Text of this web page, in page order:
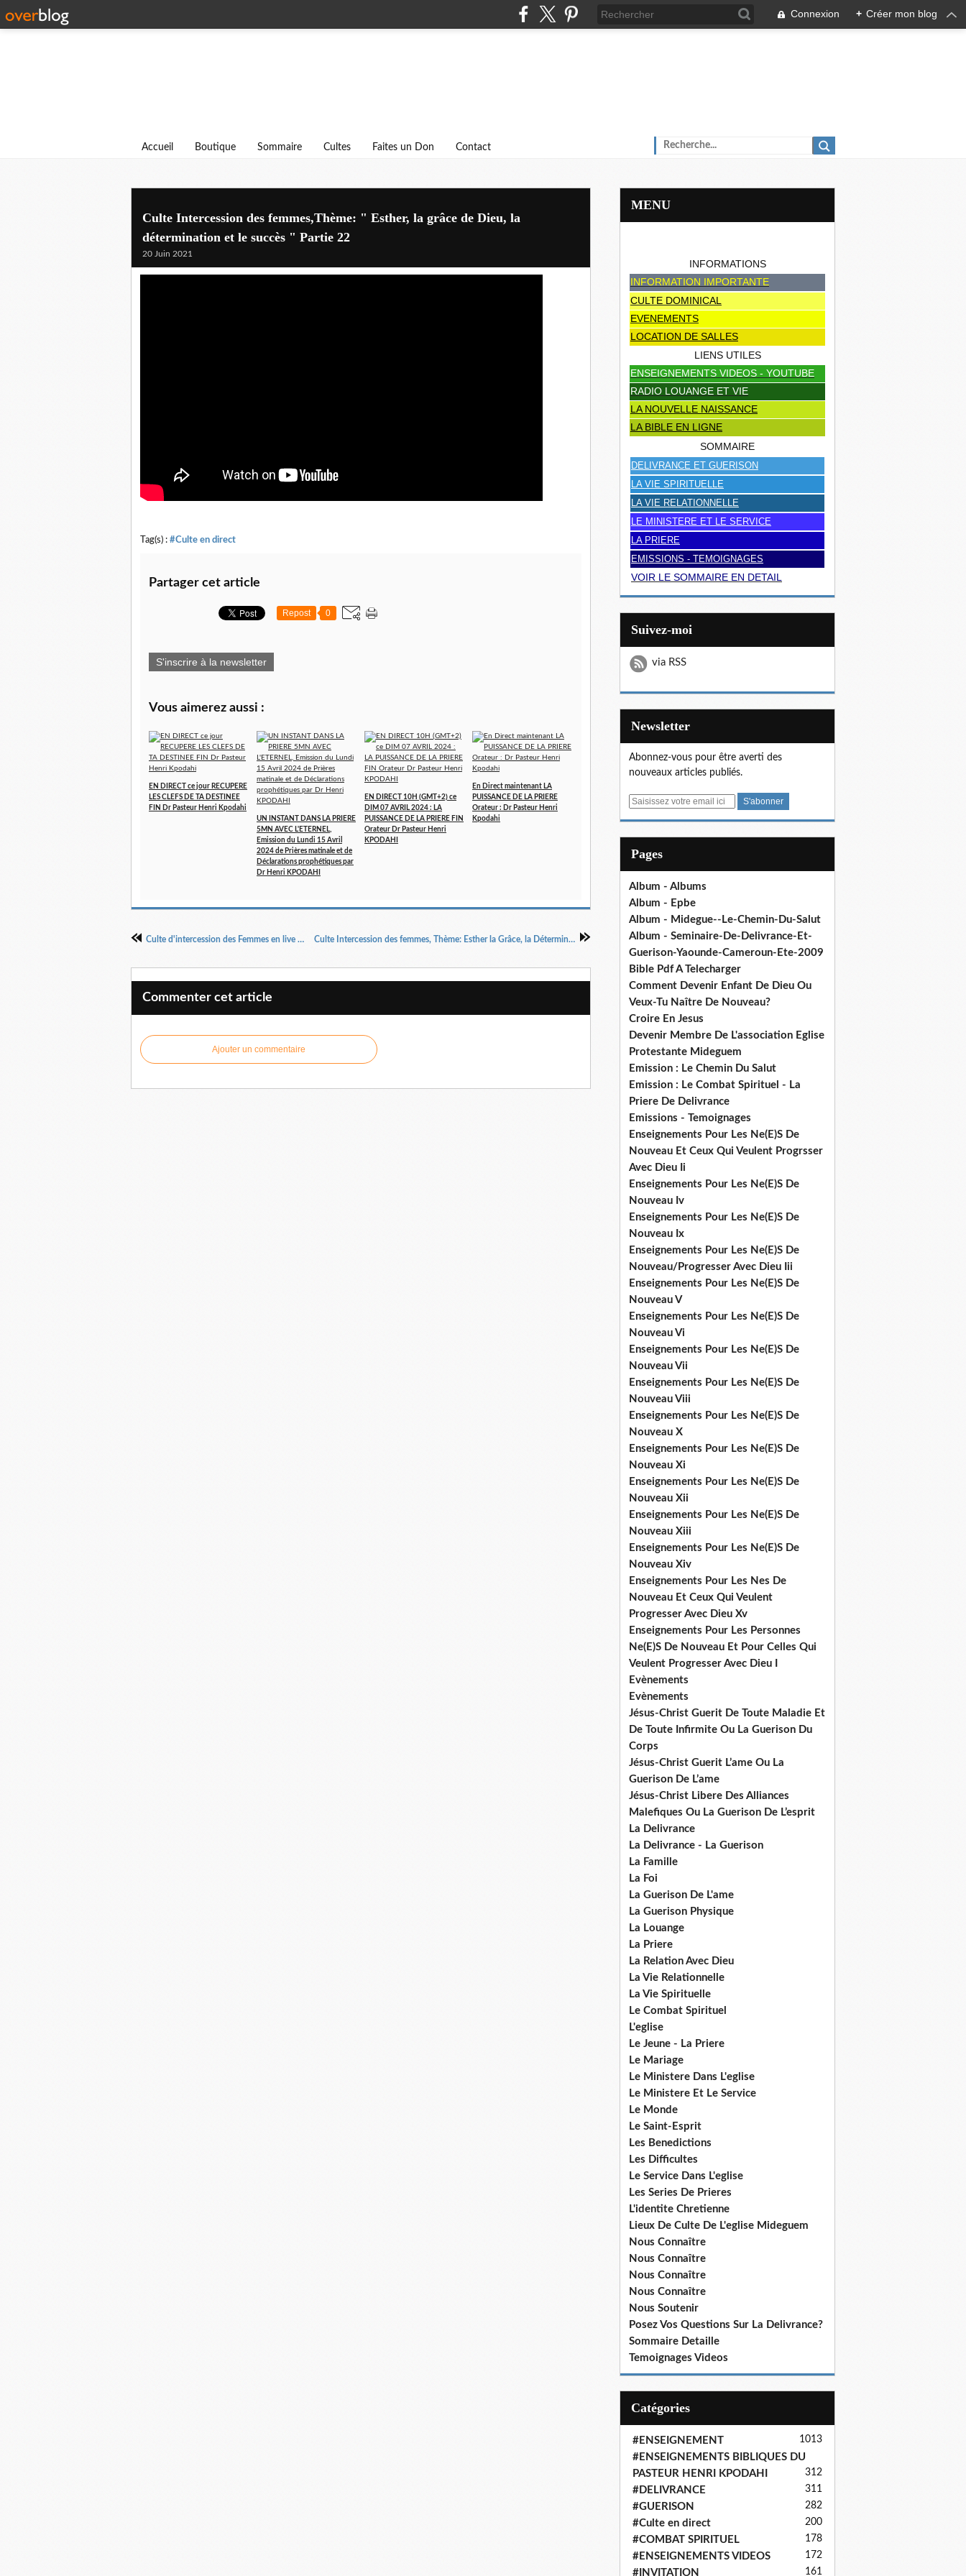
Connexion + Créer mon blog
Accueil Boutique Sommaire Cultes Faites un Don Contact
Culte Intercession des femmes,Thème: " Esther, la grâce de Dieu, la
détermination et le succès " Partie 22
20 Juin 2021
Tag(s) : #Culte en direct
Partager cet article
Repost 0
S'inscrire à la newsletter
Vous aimerez aussi :
EN DIRECT ce jour RECUPERE
LES CLEFS DE TA DESTINEE
FIN Dr Pasteur Henri Kpodahi
UN INSTANT DANS LA PRIERE
5MN AVEC L'ETERNEL,
Emission du Lundi 15 Avril
2024 de Prières matinale et de
Déclarations prophétiques par
Dr Henri KPODAHI
EN DIRECT 10H (GMT+2) ce
DIM 07 AVRIL 2024 : LA
PUISSANCE DE LA PRIERE FIN
Orateur Dr Pasteur Henri
KPODAHI
En Direct maintenant LA
PUISSANCE DE LA PRIERE
Orateur : Dr Pasteur Henri
Kpodahi
Culte d'intercession des Femmes en live du 10 juin 2021 à 10 h 00 Culte Intercession des femmes, Thème: Esther la Grâce, la Détermination et le Succès, C.Adelyne B. Partie 3
Commenter cet article
Ajouter un commentaire
MENU
INFORMATIONS
INFORMATION IMPORTANTE
CULTE DOMINICAL
EVENEMENTS
LOCATION DE SALLES
LIENS UTILES
ENSEIGNEMENTS VIDEOS - YOUTUBE
RADIO LOUANGE ET VIE
LA NOUVELLE NAISSANCE
LA BIBLE EN LIGNE
SOMMAIRE
DELIVRANCE ET GUERISON
LA VIE SPIRITUELLE
LA VIE RELATIONNELLE
LE MINISTERE ET LE SERVICE
LA PRIERE
EMISSIONS - TEMOIGNAGES
VOIR LE SOMMAIRE EN DETAIL
Suivez-moi
via RSS
Newsletter
Abonnez-vous pour être averti des
nouveaux articles publiés.
E
Pages
Album - Albums
Album - Epbe
Album - Midegue--Le-Chemin-Du-Salut
Album - Seminaire-De-Delivrance-Et-
Guerison-Yaounde-Cameroun-Ete-2009
Bible Pdf A Telecharger
Comment Devenir Enfant De Dieu Ou
Veux-Tu Naître De Nouveau?
Croire En Jesus
Devenir Membre De L'association Eglise
Protestante Mideguem
Emission : Le Chemin Du Salut
Emission : Le Combat Spirituel - La
Priere De Delivrance
Emissions - Temoignages
Enseignements Pour Les Ne(E)S De
Nouveau Et Ceux Qui Veulent Progrsser
Avec Dieu Ii
Enseignements Pour Les Ne(E)S De
Nouveau Iv
Enseignements Pour Les Ne(E)S De
Nouveau Ix
Enseignements Pour Les Ne(E)S De
Nouveau/Progresser Avec Dieu Iii
Enseignements Pour Les Ne(E)S De
Nouveau V
Enseignements Pour Les Ne(E)S De
Nouveau Vi
Enseignements Pour Les Ne(E)S De
Nouveau Vii
Enseignements Pour Les Ne(E)S De
Nouveau Viii
Enseignements Pour Les Ne(E)S De
Nouveau X
Enseignements Pour Les Ne(E)S De
Nouveau Xi
Enseignements Pour Les Ne(E)S De
Nouveau Xii
Enseignements Pour Les Ne(E)S De
Nouveau Xiii
Enseignements Pour Les Ne(E)S De
Nouveau Xiv
Enseignements Pour Les Nes De
Nouveau Et Ceux Qui Veulent
Progresser Avec Dieu Xv
Enseignements Pour Les Personnes
Ne(E)S De Nouveau Et Pour Celles Qui
Veulent Progresser Avec Dieu I
Evènements
Evènements
Jésus-Christ Guerit De Toute Maladie Et
De Toute Infirmite Ou La Guerison Du
Corps
Jésus-Christ Guerit L’ame Ou La
Guerison De L’ame
Jésus-Christ Libere Des Alliances
Malefiques Ou La Guerison De L’esprit
La Delivrance
La Delivrance - La Guerison
La Famille
La Foi
La Guerison De L'ame
La Guerison Physique
La Louange
La Priere
La Relation Avec Dieu
La Vie Relationnelle
La Vie Spirituelle
Le Combat Spirituel
L'eglise
Le Jeune - La Priere
Le Mariage
Le Ministere Dans L'eglise
Le Ministere Et Le Service
Le Monde
Le Saint-Esprit
Les Benedictions
Les Difficultes
Le Service Dans L'eglise
Les Series De Prieres
L'identite Chretienne
Lieux De Culte De L'eglise Mideguem
Nous Connaître
Nous Connaître
Nous Connaître
Nous Connaître
Nous Soutenir
Posez Vos Questions Sur La Delivrance?
Sommaire Detaille
Temoignages Videos
Catégories
#ENSEIGNEMENT 1013
#ENSEIGNEMENTS BIBLIQUES DU
PASTEUR HENRI KPODAHI
312
#DELIVRANCE 311
#GUERISON 282
#Culte en direct 200
#COMBAT SPIRITUEL 178
#ENSEIGNEMENTS VIDEOS 172
#INVITATION 161